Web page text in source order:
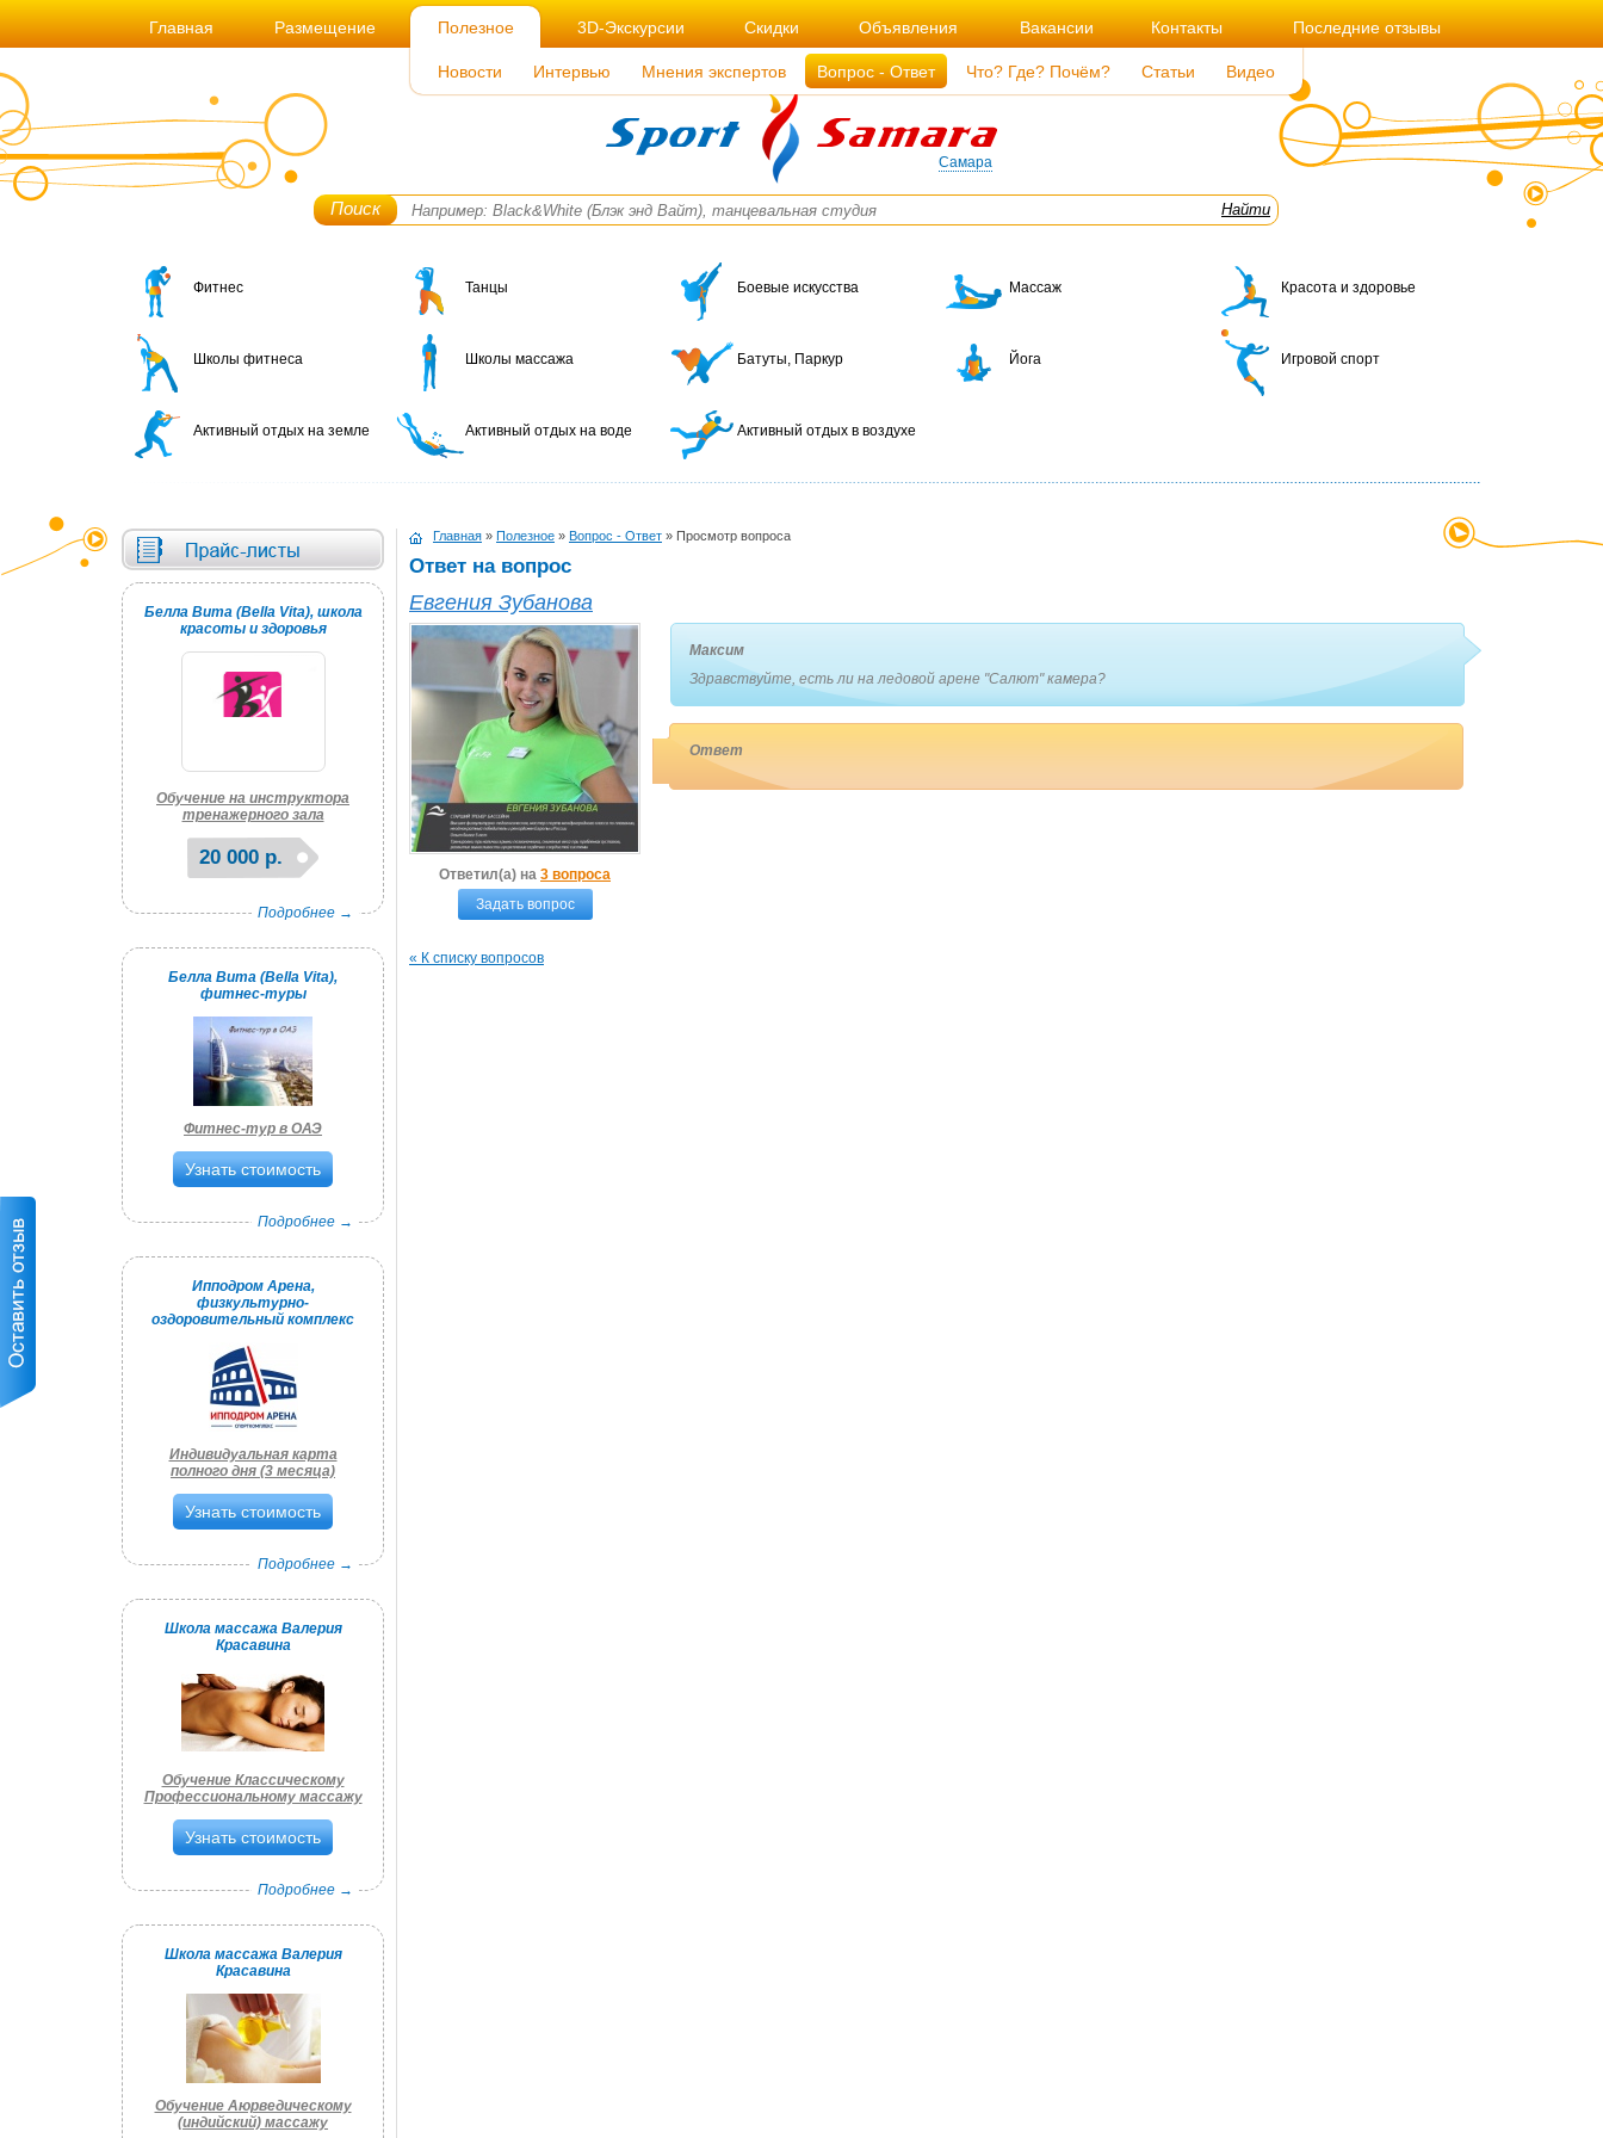
Главная Размещение Полезное
Новости Интервью Мнения экспертов Вопрос - Ответ Что? Где? Почём? Статьи Видео
3D-Экскурсии Скидки Объявления Вакансии Контакты Последние отзывы
Самара
Поиск
Фитнес Танцы Боевые искусства Массаж Красота и здоровье
Школы фитнеса Школы массажа Батуты, Паркур Йога Игровой спорт
Активный отдых на земле Активный отдых на воде Активный отдых в воздухе
Белла Вита (Bella Vita), школа
красоты и здоровья
Обучение на инструктора
тренажерного зала
20 000 р.
Подробнее →
Белла Вита (Bella Vita),
фитнес-туры
Фитнес-тур в ОАЭ
Узнать стоимость
Подробнее →
Ипподром Арена,
физкультурно-
оздоровительный комплекс
Индивидуальная карта
полного дня (3 месяца)
Узнать стоимость
Подробнее →
Школа массажа Валерия
Красавина
Обучение Классическому
Профессиональному массажу
Узнать стоимость
Подробнее →
Школа массажа Валерия
Красавина
Обучение Аюрведическому
(индийский) массажу
Главная » Полезное » Вопрос - Ответ » Просмотр вопроса
Ответ на вопрос
Евгения Зубанова
Ответил(а) на 3 вопроса
Задать вопрос
Максим
Здравствуйте, есть ли на ледовой арене "Салют" камера?
Ответ
« К списку вопросов